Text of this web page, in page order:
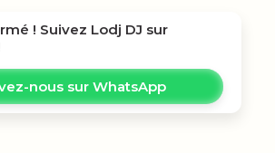
! Suivez Lodj DJ sur
nous sur WhatsApp